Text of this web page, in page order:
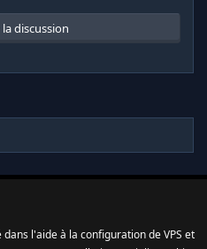
l
s
discussion
l'aide à la configuration de VPS et